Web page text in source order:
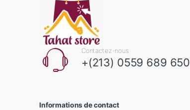
Contactez-nous
+(213) 0559 689 650
Informations de contact